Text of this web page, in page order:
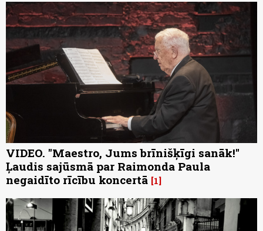
VIDEO. "Maestro, Jums brīnišķīgi sanāk!"
Ļaudis sajūsmā par Raimonda Paula
negaidīto rīcību koncertā 1